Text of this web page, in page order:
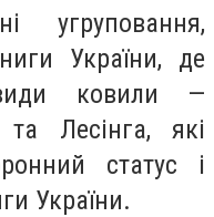
угруповання,
України, де
види ковили —
та Лесінга, які
статус і
України.